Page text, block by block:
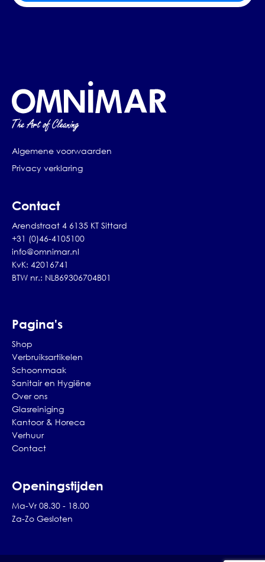
Algemene voorwaarden
Privacy verklaring
Contact
Arendstraat 4 6135 KT Sittard
+31 (0)46-4105100
info@omnimar.nl
KvK: 42016741
BTW nr.: NL869306704B01
Pagina's
Shop
Verbruiksartikelen
Schoonmaak
Sanitair en Hygiëne
Over ons
Glasreiniging
Kantoor & Horeca
Verhuur
Contact
Openingstijden
Ma-Vr 08.30 - 18.00
Za-Zo Gesloten